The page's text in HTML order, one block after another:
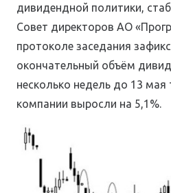
дивидендной политики,
Совет директоров АО
протоколе заседания
окончательный объём
несколько недель до 13
компании выросли на 5,1%.